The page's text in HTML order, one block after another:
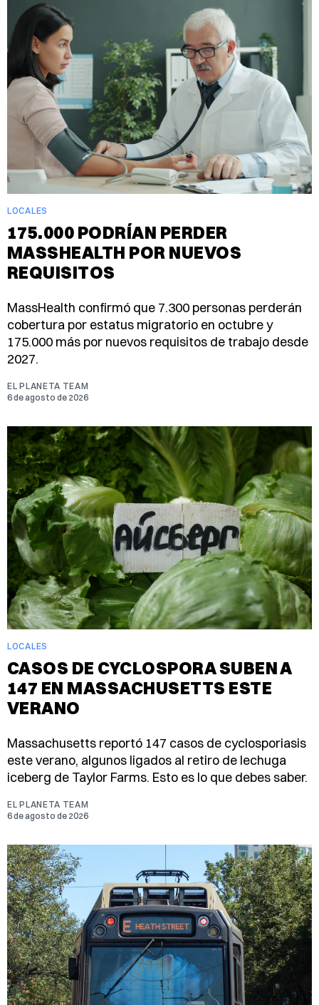
LOCALES
175.000 PODRÍAN PERDER
MASSHEALTH POR NUEVOS
REQUISITOS
MassHealth confirmó que 7.300 personas perderán
cobertura por estatus migratorio en octubre y
175.000 más por nuevos requisitos de trabajo desde
2027.
EL PLANETA TEAM
6 de agosto de 2026
LOCALES
CASOS DE CYCLOSPORA SUBEN A
147 EN MASSACHUSETTS ESTE
VERANO
Massachusetts reportó 147 casos de cyclosporiasis
este verano, algunos ligados al retiro de lechuga
iceberg de Taylor Farms. Esto es lo que debes saber.
EL PLANETA TEAM
6 de agosto de 2026